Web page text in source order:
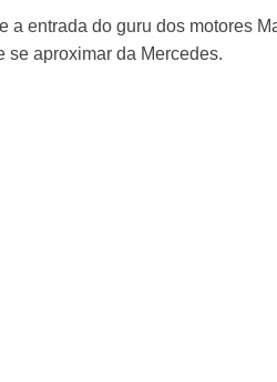
a entrada do guru dos motores
se aproximar da Mercedes.